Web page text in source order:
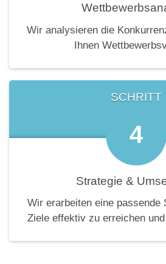
Wir analysieren die
Ihnen
SCHRITT
4
Strategie &
Wir erarbeiten eine passende
Ziele effektiv zu erreichen